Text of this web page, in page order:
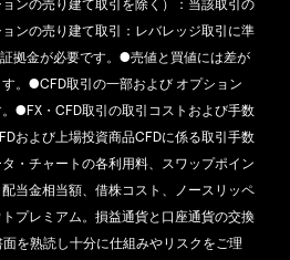
ンの売り建て取引を除く）：当該取引の
ンの売り建て取引：レバレッジ取引に準
拠金が必要です。●売値と買値には差が
。●CFD取引の一部および オプション
●FX・CFD取引の取引コストおよび手数
および上場投資商品CFDに係る取引手数
・チャートの各利用料、スワップポイン
当金相当額、借株コスト、ノースリッペ
プレミアム。損益通貨と口座通貨の交換
を熟読し十分に仕組みやリスクをご理